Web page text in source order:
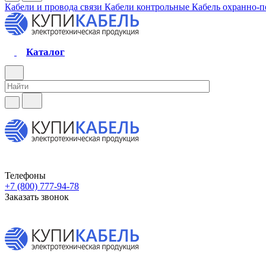
Кабели и провода связи Кабели контрольные Кабель охранно-
Каталог
Телефоны
+7 (800) 777-94-78
Заказать звонок